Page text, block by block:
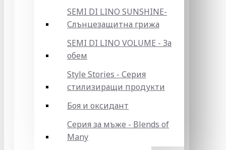
SEMI DI LINO SUNSHINE-
Слънцезащитна грижа
SEMI DI LINO VOLUME - За
обем
Style Stories - Серия
стилизиращи продукти
Боя и оксидант
Серия за мъже - Blends of
Many